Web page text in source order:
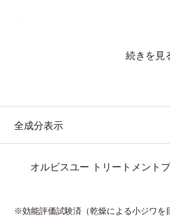
保湿成分が肌全層(*2)に働きかけ
ケアのW効果で軽やかな美肌を印象
合成分(*3)が、ブルーライト、紫
続きを見
全成分表示
オルビスユー トリートメント
※効能評価試験済（乾燥による小ジワを